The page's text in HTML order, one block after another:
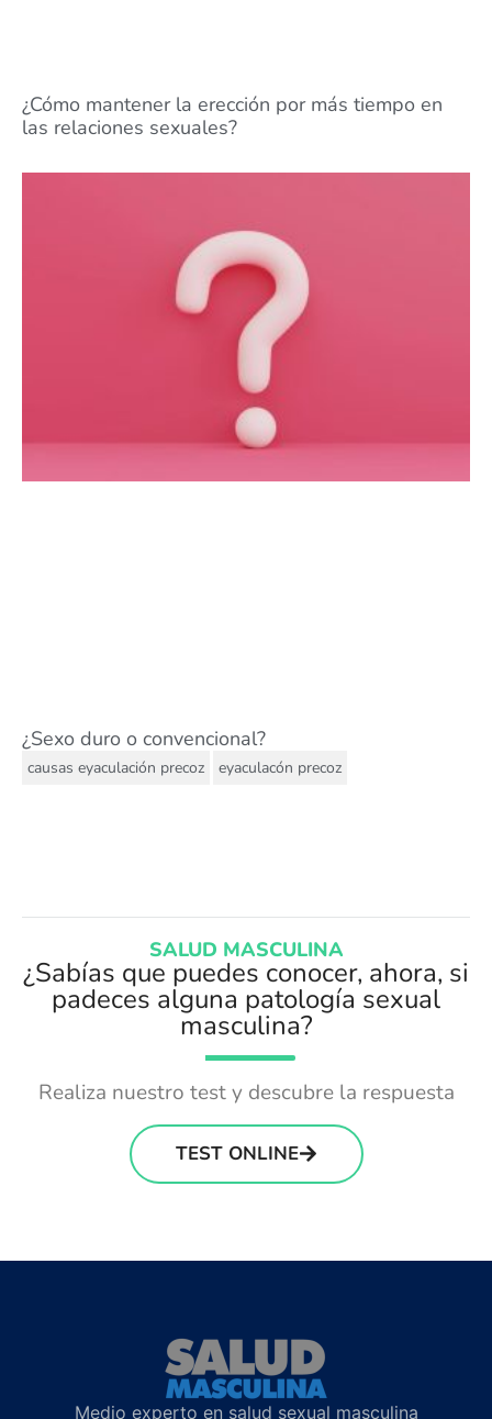
¿Cómo mantener la erección por más tiempo en
las relaciones sexuales?
¿Sexo duro o convencional?
causas eyaculación precoz eyaculacón precoz
SALUD MASCULINA
¿Sabías que puedes conocer, ahora, si
padeces alguna patología sexual
masculina?
Realiza nuestro test y descubre la respuesta
TEST ONLINE
Medio experto en salud sexual masculina